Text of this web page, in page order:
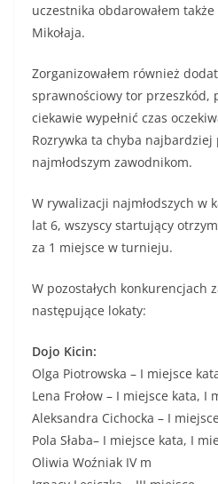
uczestnika obdarowałem
Mikołaja.
Zorganizowałem również
sprawnościowy tor przeszkód,
ciekawie wypełnić czas
Rozrywka ta chyba najbardziej
najmłodszym zawodnikom.
W rywalizacji najmłodszych w
lat 6, wszyscy startujący
za 1 miejsce w turnieju.
W pozostałych konkurencjach
następujące lokaty:
Dojo Kicin:
Olga Piotrowska – I miejsce
Lena Frołow – I miejsce kata, I
Aleksandra Cichocka – I
Pola Słaba– I miejsce kata, I
Oliwia Woźniak IV m